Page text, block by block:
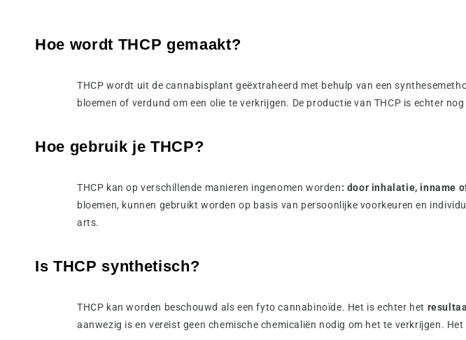
Hoe wordt THCP gemaakt?
THCP wordt uit de cannabisplant geëxtraheerd met behulp van een
bloemen of verdund om een olie te verkrijgen. De productie van THCP is echter
Hoe gebruik je THCP?
THCP kan op verschillende manieren ingenomen worden: door inhalatie, inname
bloemen, kunnen gebruikt worden op basis van persoonlijke voorkeuren en
arts.
Is THCP synthetisch?
THCP kan worden beschouwd als een fyto cannabinoïde. Het is echter het
aanwezig is en vereist geen chemische chemicaliën nodig om het te verkrijgen.